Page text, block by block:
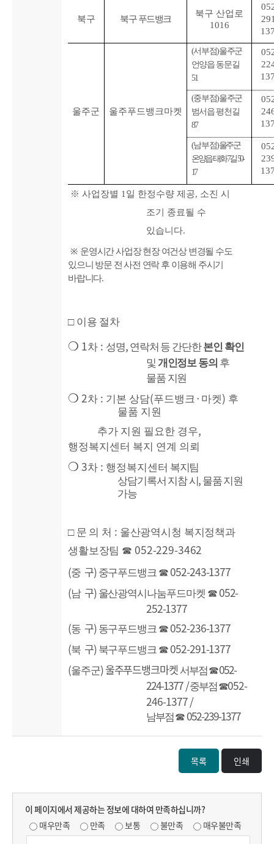
북구 북구 푸드뱅크
북구 산업로
1016
울주군 울주푸드뱅크마켓
(서부점)울주군
언양읍 동문길
51
(중부점)울주군
범서읍 평천길
87
(남부점)울주군
온양읍 태화7길50-
17
※ 사업장별 1 일 한정수량 제공, 소진 시
조기 종료될 수
있습니다.
※ 운영시간 사업장 현장 여건상 변경될 수도
있으니 방문 전 사전 연락 후 이용해 주시기
바랍니다.
□ 이용 절차
❍ 1차 : 성명, 연락처 등 간단한본인 확인
및 개인정보 동의 후
물품 지원
❍ 2차 : 기본 상담(푸드뱅크 · 마켓) 후
물품 지원
추가 지원 필요한 경우,
행정복지센터 복지 연계 의뢰
❍ 3차 : 행정복지센터 복지팀
상담기록서 지참 시, 물품 지원
가능
□ 문 의 처 : 울산광역시청 복지정책과
생활보장팀 ☎ 052-229-3462
(중 구) 중구푸드뱅크 ☎ 052-243-1377
(남 구) 울산광역시나눔푸드마켓 ☎ 052-
252-1377
(동 구) 동구푸드뱅크 ☎ 052-236-1377
(북 구) 북구푸드뱅크 ☎ 052-291-1377
(울주군) 울주푸드뱅크마켓 서부점☎052-
224-1377 /중부점☎052-
246-1377 /
남부점☎ 052-239-1377
목록 인쇄
이 페이지에서 제공하는 정보에 대하여 만족하십니까?
매우만족
만족 보통 불만족 매우불만족